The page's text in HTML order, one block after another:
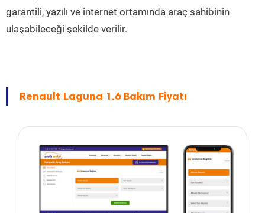
garantili, yazılı ve internet ortamında araç sahibinin
ulaşabileceği şekilde verilir.
Renault Laguna 1.6 Bakım Fiyatı